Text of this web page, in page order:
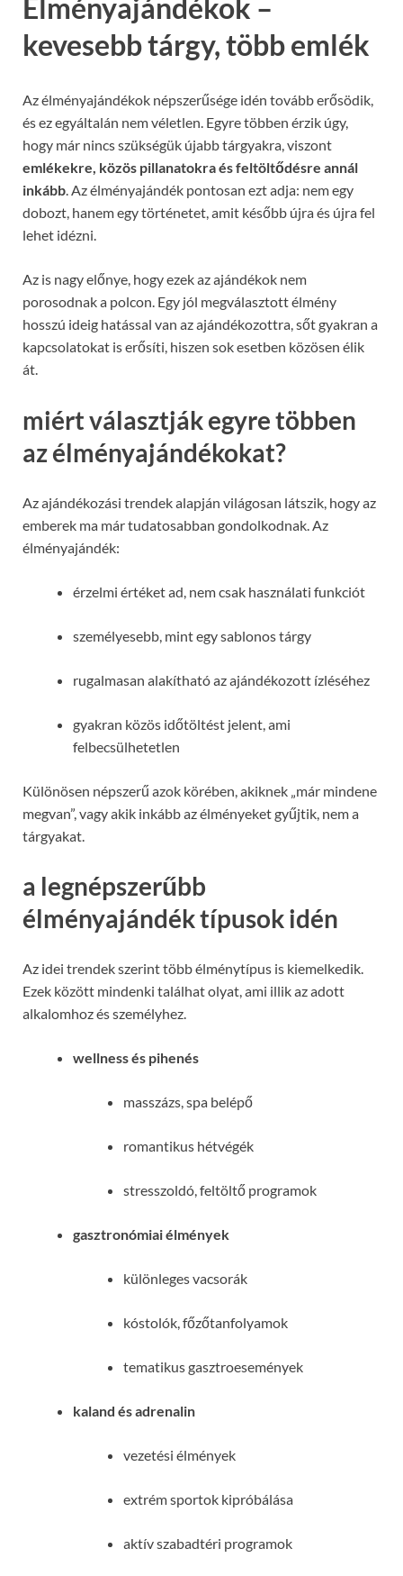
Élményajándékok –
kevesebb tárgy, több emlék
Az élményajándékok népszerűsége idén tovább erősödik,
és ez egyáltalán nem véletlen. Egyre többen érzik úgy,
hogy már nincs szükségük újabb tárgyakra, viszont
emlékekre, közös pillanatokra és feltöltődésre annál
inkább. Az élményajándék pontosan ezt adja: nem egy
dobozt, hanem egy történetet, amit később újra és újra fel
lehet idézni.
Az is nagy előnye, hogy ezek az ajándékok nem
porosodnak a polcon. Egy jól megválasztott élmény
hosszú ideig hatással van az ajándékozottra, sőt gyakran a
kapcsolatokat is erősíti, hiszen sok esetben közösen élik
át.
miért választják egyre többen
az élményajándékokat?
Az ajándékozási trendek alapján világosan látszik, hogy az
emberek ma már tudatosabban gondolkodnak. Az
élményajándék:
érzelmi értéket ad, nem csak használati funkciót
személyesebb, mint egy sablonos tárgy
rugalmasan alakítható az ajándékozott ízléséhez
gyakran közös időtöltést jelent, ami
felbecsülhetetlen
Különösen népszerű azok körében, akiknek „már mindene
megvan”, vagy akik inkább az élményeket gyűjtik, nem a
tárgyakat.
a legnépszerűbb
élményajándék típusok idén
Az idei trendek szerint több élménytípus is kiemelkedik.
Ezek között mindenki találhat olyat, ami illik az adott
alkalomhoz és személyhez.
wellness és pihenés
masszázs, spa belépő
romantikus hétvégék
stresszoldó, feltöltő programok
gasztronómiai élmények
különleges vacsorák
kóstolók, főzőtanfolyamok
tematikus gasztroesemények
kaland és adrenalin
vezetési élmények
extrém sportok kipróbálása
aktív szabadtéri programok